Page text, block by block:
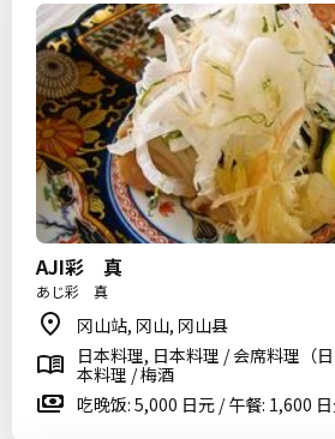
AJI彩 真
あじ彩 真
冈山站, 冈山, 冈山县
日本料理, 日本料理 / 会席料理（
本料理 / 梅酒
吃晚饭: 5,000 日元 / 午餐: 1,600